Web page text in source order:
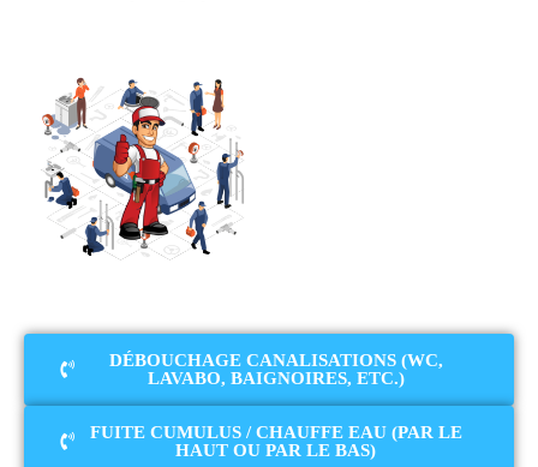
DÉBOUCHAGE CANALISATIONS (WC,
LAVABO, BAIGNOIRES, ETC.)
FUITE CUMULUS / CHAUFFE EAU (PAR LE
HAUT OU PAR LE BAS)